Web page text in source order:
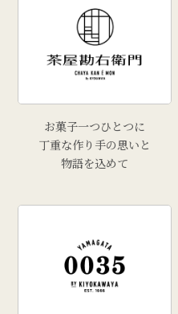
お菓子一つひとつに
丁重な作り手の思いと
物語を込めて